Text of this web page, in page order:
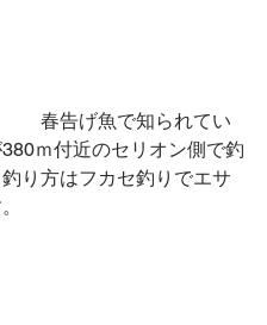
　春告げ魚で知られてい
ｍ付近のセリオン側で釣
り方はフカセ釣りでエサ